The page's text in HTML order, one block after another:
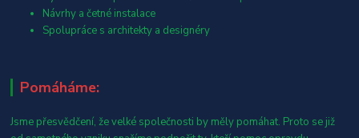
Návrhy a četné instalace
Spolupráce s architekty a designéry
Pomáháme:
Jsme přesvědčení, že velké společnosti by měly pomáhat. Proto se již